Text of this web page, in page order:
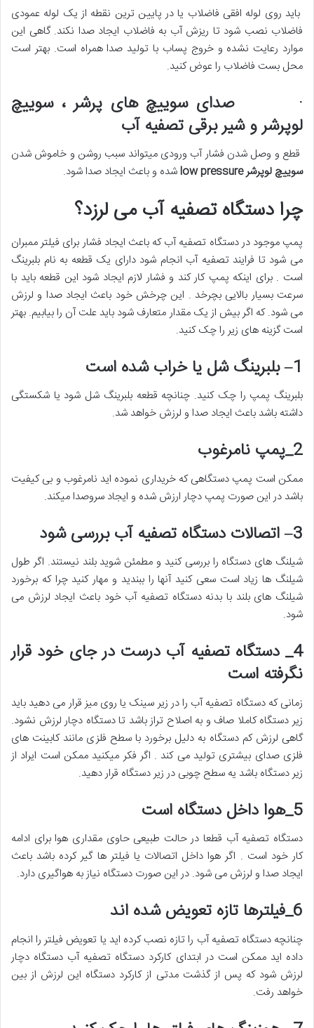
باید روی لوله افقی فاضلاب یا در پایین ترین نقطه از یک لوله عمودی
فاضلاب نصب شود تا ریزش آب به فاضلاب ایجاد صدا نکند. گاهی این
موارد رعایت نشده و خروج پساب با تولید صدا همراه است. بهتر است
محل بست فاضلاب را عوض کنید.
· صدای سوییچ های پرشر ، سوییچ
لوپرشر و شیر برقی تصفیه آب
قطع و وصل شدن فشار آب ورودی میتواند سبب روشن و خاموش شدن
سوییچ لوپرشرlow pressure شده و باعث ایجاد صدا شود.
چرا دستگاه تصفیه آب می لرزد؟
پمپ موجود در دستگاه تصفیه آب که باعث ایجاد فشار برای فیلتر ممبران
می شود تا فرایند تصفیه آب انجام شود دارای یک قطعه به نام بلبرینگ
است . برای اینکه پمپ کار کند و فشار لازم ایجاد شود این قطعه باید با
سرعت بسیار بالایی بچرخد . این چرخش خود باعث ایجاد صدا و لرزش
می شود. که اگر بیش از یک مقدار متعارف شود باید علت آن را بیابیم. بهتر
است گزینه های زیر را چک کنید.
1
–بلبرینگ شل یا خراب شده است
بلبرینگ پمپ را چک کنید. چنانچه قطعه بلبرینگ شل شود یا شکستگی
داشته باشد باعث ایجاد صدا و لرزش خواهد شد.
2
_پمپ نامرغوب
ممکن است پمپ دستگاهی که خریداری نموده اید نامرغوب و بی کیفیت
باشد در این صورت پمپ دچار ارزش شده و ایجاد سروصدا میکند.
3
–اتصالات دستگاه تصفیه آب بررسی شود
شیلنگ های دستگاه را بررسی کنید و مطمئن شوید بلند نیستند. اگر طول
شیلنگ ها زیاد است سعی کنید آنها را ببندید و مهار کنید چرا که برخورد
شیلنگ های بلند با بدنه دستگاه تصفیه آب خود باعث ایجاد لرزش می
شود.
4
_دستگاه تصفیه آب درست در جای خود قرار
نگرفته است
زمانی که دستگاه تصفیه آب را در زیر سینک یا روی میز قرار می دهید باید
زیر دستگاه کاملا صاف و به اصلاح تراز باشد تا دستگاه دچار لرزش نشود.
گاهی لرزش کم دستگاه به دلیل برخورد با سطح فلزی مانند کابینت های
فلزی صدای بیشتری تولید می کند . اگر فکر میکنید ممکن است ایراد از
زیر دستگاه باشد یه سطح چوبی در زیر دستگاه قرار دهید.
5
_هوا داخل دستگاه است
دستگاه تصفیه آب قطعا در حالت طبیعی حاوی مقداری هوا برای ادامه
کار خود است . اگر هوا داخل اتصالات یا فیلتر ها گیر کرده باشد باعث
ایجاد صدا و لرزش می شود. در این صورت دستگاه نیاز به هواگیری دارد.
6
_فیلترها تازه تعویض شده اند
چنانچه دستگاه تصفیه آب را تازه نصب کرده اید یا تعویض فیلتر را انجام
داده اید ممکن است در ابتدای کارکرد دستگاه تصفیه آب دستگاه دچار
لرزش شود که پس از گذشت مدتی از کارکرد دستگاه این لرزش از بین
خواهد رفت.